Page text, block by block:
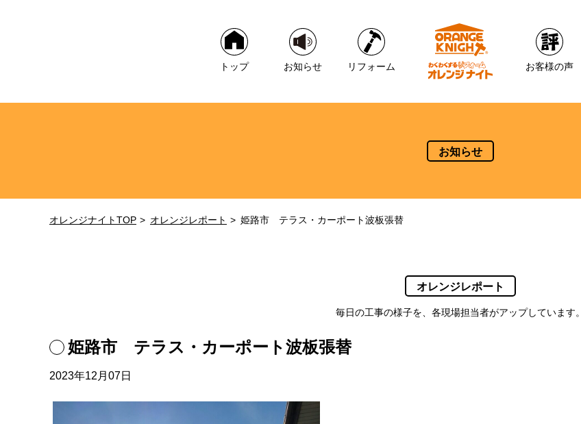
トップ お知らせ リフォーム お客様の声
お知らせ
オレンジナイトTOP オレンジレポート 姫路市 テラス・カーポート波板張替
オレンジレポート
毎日の工事の様子を、各現場担当者がアップしています。
姫路市 テラス・カーポート波板張替
2023年12月07日